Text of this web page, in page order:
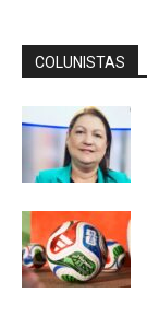
COLUNISTAS